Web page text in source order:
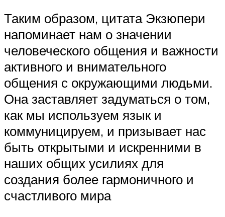
Таким образом, цитата Экзюпери
напоминает нам о значении
человеческого общения и важности
активного и внимательного
общения с окружающими людьми.
Она заставляет задуматься о том,
как мы используем язык и
коммуницируем, и призывает нас
быть открытыми и искренними в
наших общих усилиях для
создания более гармоничного и
счастливого мира